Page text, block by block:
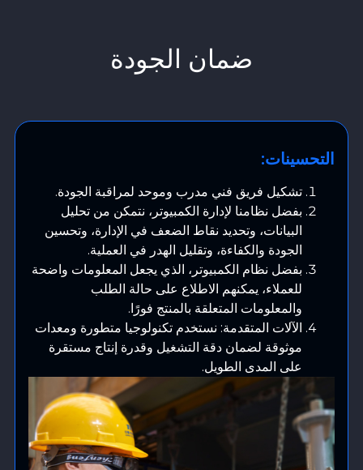
ضمان الجودة
التحسينات:
تشكيل فريق فني مدرب وموحد لمراقبة الجودة.
بفضل نظامنا لإدارة الكمبيوتر، نتمكن من تحليل
البيانات، وتحديد نقاط الضعف في الإدارة، وتحسين
الجودة والكفاءة، وتقليل الهدر في العملية.
بفضل نظام الكمبيوتر، الذي يجعل المعلومات واضحة
للعملاء، يمكنهم الاطلاع على حالة الطلب
والمعلومات المتعلقة بالمنتج فورًا.
الآلات المتقدمة: نستخدم تكنولوجيا متطورة ومعدات
موثوقة لضمان دقة التشغيل وقدرة إنتاج مستقرة
على المدى الطويل.